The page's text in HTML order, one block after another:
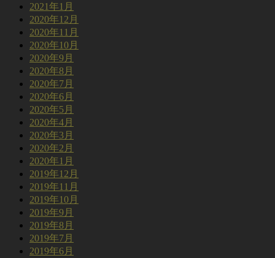
2021年1月
2020年12月
2020年11月
2020年10月
2020年9月
2020年8月
2020年7月
2020年6月
2020年5月
2020年4月
2020年3月
2020年2月
2020年1月
2019年12月
2019年11月
2019年10月
2019年9月
2019年8月
2019年7月
2019年6月